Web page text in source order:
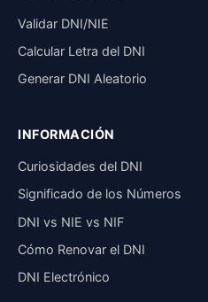
Validar DNI/NIE
Calcular Letra del DNI
Generar DNI Aleatorio
INFORMACIÓN
Curiosidades del DNI
Significado de los Números
DNI vs NIE vs NIF
Cómo Renovar el DNI
DNI Electrónico